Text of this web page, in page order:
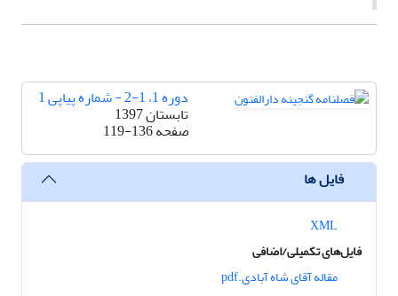
دوره 1، 1-2 - شماره پیاپی 1
تابستان 1397
صفحه119-136
فایل ها
فایل‌های تکمیلی/اضافی
مقاله آقای شاه آبادی.pdf